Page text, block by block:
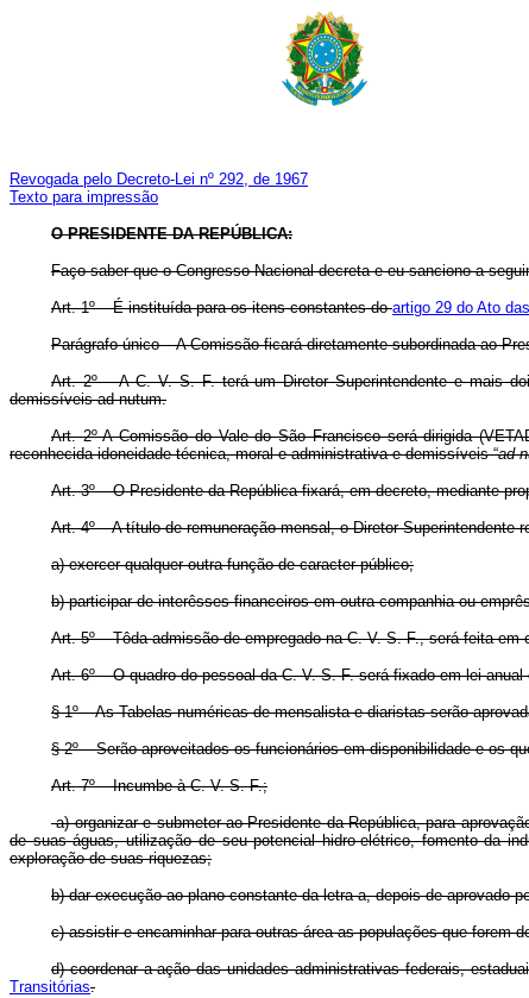
Revogada pelo Decreto-Lei nº 292, de 1967
Texto para impressão
O PRESIDENTE DA REPÚBLICA:
Faço saber que o Congresso Nacional decreta e eu sanciono a
Art. 1º – É instituída para os itens constantes doartigo 29 do Ato
Parágrafo único – A Comissão ficará diretamente subordinada ao
Art. 2º – A C. V. S. F. terá um Diretor Superintendente e mais
demissíveis ad-nutum.
Art. 2º A Comissão do Vale do São Francisco será dirigida
reconhecida idoneidade técnica, moral e administrativa e demissíveis “ad
Art. 3º – O Presidente da República fixará, em decreto, mediante
Art. 4º – A título de remuneração mensal, o Diretor
a) exercer qualquer outra função de caracter público;
b) participar de interêsses financeiros em outra companhia ou
Art. 5º – Tôda admissão de empregado na C. V. S. F., será feita em
Art. 6º – O quadro do pessoal da C. V. S. F. será fixado em lei
§ 1º – As Tabelas numéricas de mensalista e diaristas serão
§ 2º – Serão aproveitados os funcionários em disponibilidade e os
Art. 7º – Incumbe à C. V. S. F.;
a) organizar e submeter ao Presidente da República, para
de suas águas, utilização de seu potencial hidro-elétrico, fomento da
exploração de suas riquezas;
b) dar execução ao plano constante da letra a, depois de aprovado
c) assistir e encaminhar para outras área as populações que forem
d) coordenar a ação das unidades administrativas federais,
Transitórias.